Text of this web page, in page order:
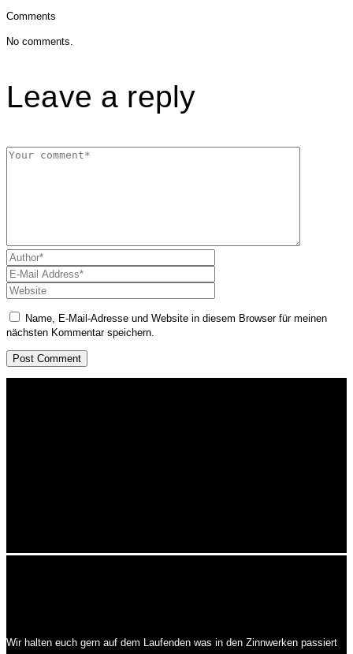
Comments
No comments.
Leave a reply
Name, E-Mail-Adresse und Website in diesem Browser für meinen
nächsten Kommentar speichern.
Wir halten euch gern auf dem Laufenden was in den Zinnwerken passiert